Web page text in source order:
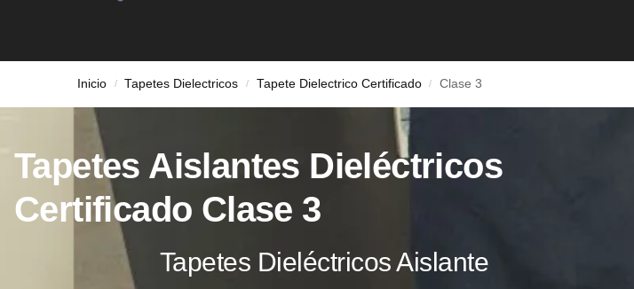
Inicio / Tapetes Dielectricos / Tapete Dielectrico Certificado / Clase 3
Tapetes Aislantes Dieléctricos
Certificado Clase 3
Tapetes Dieléctricos Aislante